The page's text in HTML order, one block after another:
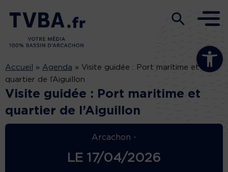
Ouvrir la
Accueil » Agenda » Visite guidée : Port maritime et
quartier de l’Aiguillon
Visite guidée : Port maritime et
quartier de l’Aiguillon
Arcachon -
LE 17/04/2026